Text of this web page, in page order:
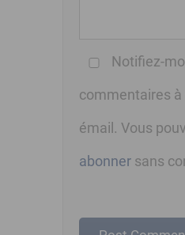
Notifiez-
commentaires à
émail. Vous
abonner sans